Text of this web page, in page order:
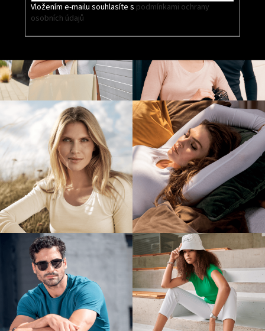
Vložením e-mailu souhlasíte s podmínkami ochrany
osobních údajů